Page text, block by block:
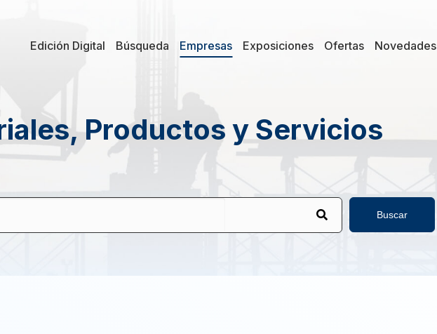
Edición Digital Búsqueda Empresas Exposiciones Ofertas Novedades
Productos y Servicios
Buscar